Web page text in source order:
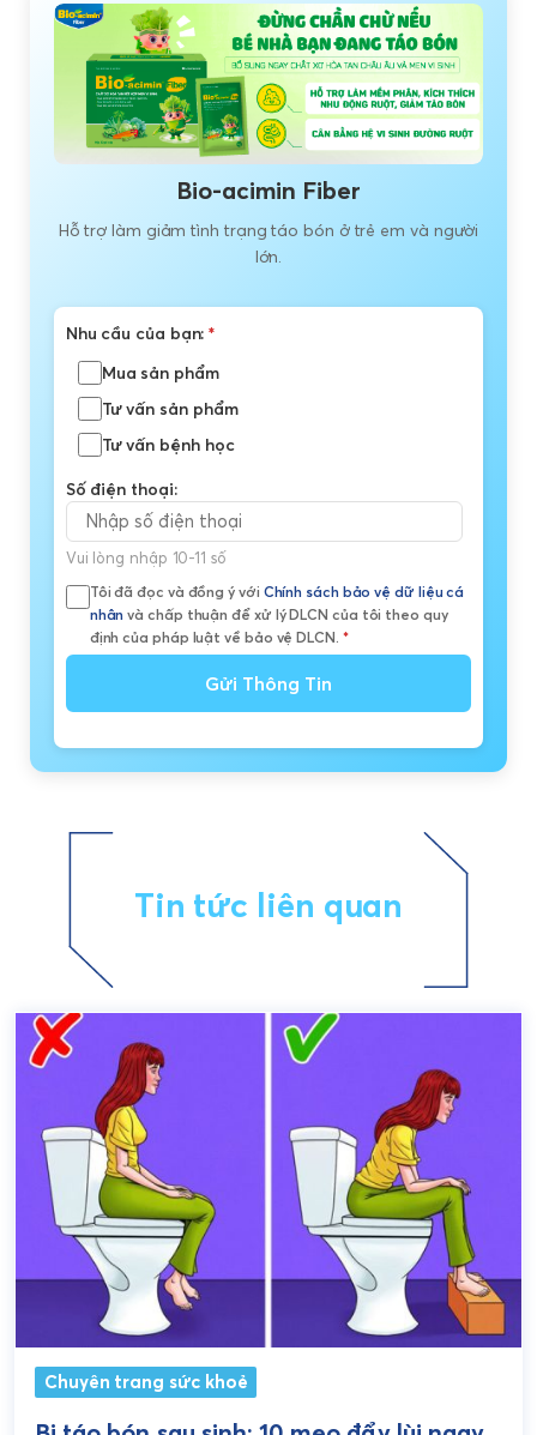
Bio-acimin Fiber
Hỗ trợ làm giảm tình trạng táo bón ở trẻ em và người
lớn.
Nhu cầu của bạn:*
Mua sản phẩm
Tư vấn sản phẩm
Tư vấn bệnh học
Số điện thoại:
Vui lòng nhập 10-11 số
Tôi đã đọc và đồng ý với Chính sách bảo vệ dữ liệu cá
nhân và chấp thuận để xử lý DLCN của tôi theo quy
định của pháp luật về bảo vệ DLCN. *
Gửi Thông Tin
Tin tức liên quan
Chuyên trang sức khoẻ